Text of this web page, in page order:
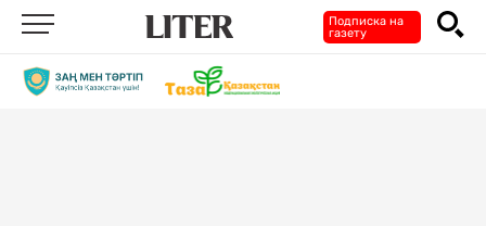
Подписка на
газету